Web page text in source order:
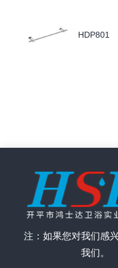
HDP801
注：如果您对我们感
我们。